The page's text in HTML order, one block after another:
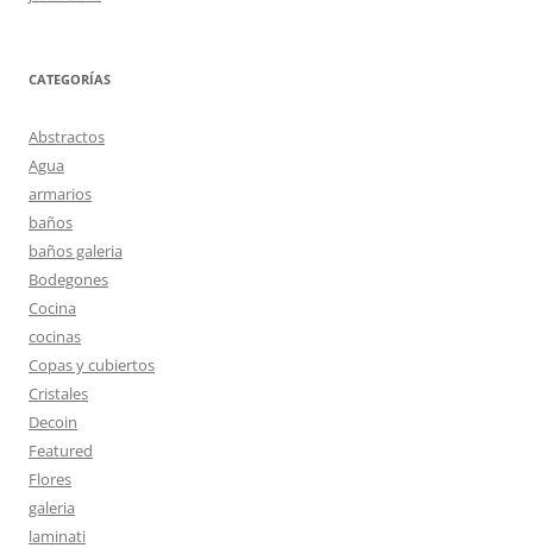
CATEGORÍAS
Abstractos
Agua
armarios
baños
baños galeria
Bodegones
Cocina
cocinas
Copas y cubiertos
Cristales
Decoin
Featured
Flores
galeria
laminati